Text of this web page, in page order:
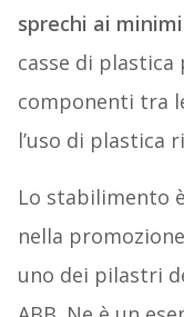
sprechi ai
casse di
componenti tra
l’uso di plastica
Lo stabilimento
nella
uno dei pilastri